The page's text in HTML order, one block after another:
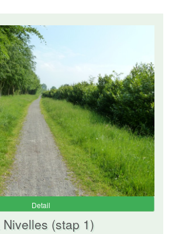
Detail
Nivelles (stap 1)